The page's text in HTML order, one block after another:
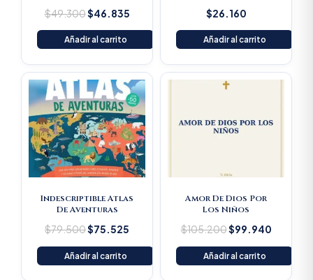
$49.300$46.835
Añadir al carrito
$26.160
Añadir al carrito
Indescriptible Atlas
De Aventuras
$79.500
Original
price
was:
$79.500.
$75.525
Current
price
is:
$75.525.
Añadir al carrito
Amor De Dios Por
Los Niños
$105.200
Original
price
$99.940
Current
Añadir al carrito